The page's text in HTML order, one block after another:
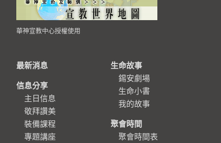
華神宣教中心授權使用
最新消息
信息分享
主日信息
敬拜讚美
裝備課程
專題講座
生命故事
錫安劇場
生命小書
我的故事
聚會時間
聚會時間表